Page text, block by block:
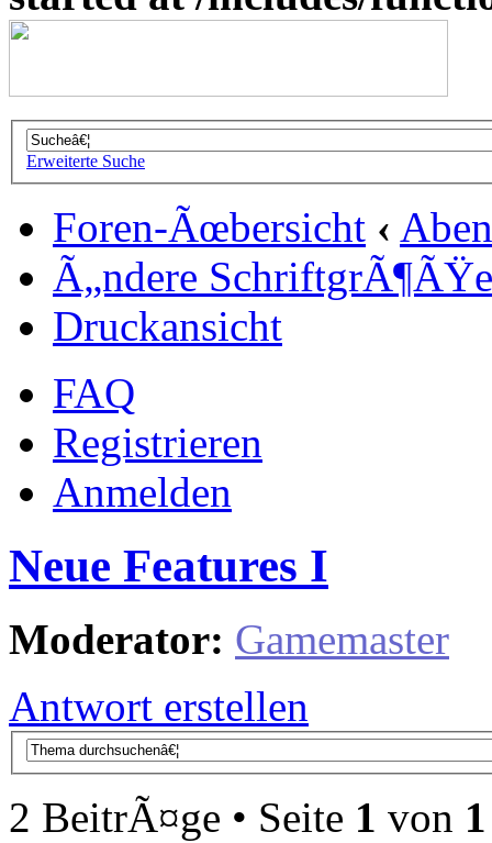
Erweiterte Suche
Foren-Ãœbersicht ‹
Ã„ndere SchriftgrÃ¶ÃŸe
Druckansicht
FAQ
Registrieren
Anmelden
Neue Features I
Moderator: Gamemaster
Antwort erstellen
2 BeitrÃ¤ge • Seite 1 von 1